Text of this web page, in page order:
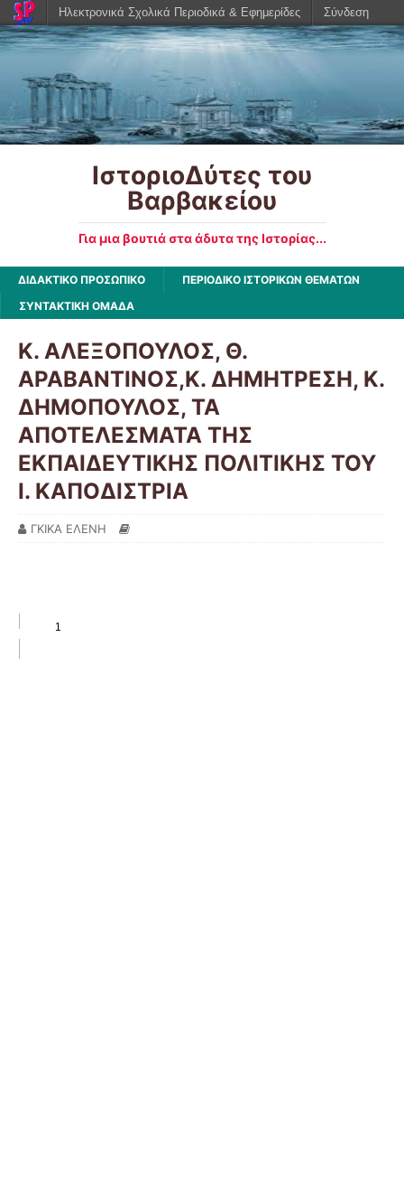
ΙστοριοΔύτες του
Βαρβακείου
Για μια βουτιά στα άδυτα της Ιστορίας...
ΔΙΔΑΚΤΙΚΟ ΠΡΟΣΩΠΙΚΟ
ΠΕΡΙΟΔΙΚΟ ΙΣΤΟΡΙΚΩΝ ΘΕΜΑΤΩΝ
ΣΥΝΤΑΚΤΙΚΗ ΟΜΑΔΑ
Κ. ΑΛΕΞΟΠΟΥΛΟΣ, Θ.
ΑΡΑΒΑΝΤΙΝΟΣ,Κ. ΔΗΜΗΤΡΕΣΗ, Κ.
ΔΗΜΟΠΟΥΛΟΣ, ΤΑ
ΑΠΟΤΕΛΕΣΜΑΤΑ ΤΗΣ
ΕΚΠΑΙΔΕΥΤΙΚΗΣ ΠΟΛΙΤΙΚΗΣ ΤΟΥ
Ι. ΚΑΠΟΔΙΣΤΡΙΑ
ΓΚΙΚΑ ΕΛΕΝΗ
Ηλεκτρονικά Σχολικά Περιοδικά & Εφημερίδες Σύνδεση